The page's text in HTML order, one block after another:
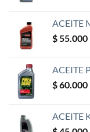
ACEITE
$ 55.000
ACEITE
$60.000
ACEITE